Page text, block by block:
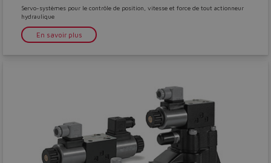
Servo-systèmes pour le contrôle de position, vitesse et force de tout actionneur
hydraulique
En savoir plus